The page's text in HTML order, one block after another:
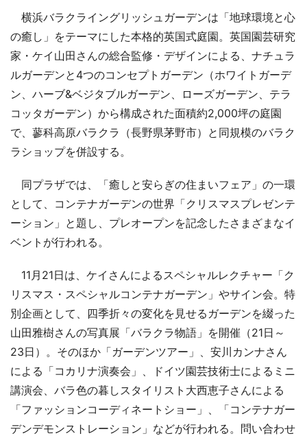
横浜バラクライングリッシュガーデンは「地球環境と心
の癒し」をテーマにした本格的英国式庭園。英国園芸研究
家・ケイ山田さんの総合監修・デザインによる、ナチュラ
ルガーデンと4つのコンセプトガーデン（ホワイトガーデ
ン、ハーブ&ベジタブルガーデン、ローズガーデン、テラ
コッタガーデン）から構成された面積約2,000坪の庭園
で、蓼科高原バラクラ（長野県茅野市）と同規模のバラク
ラショップを併設する。
同プラザでは、「癒しと安らぎの住まいフェア」の一環
として、コンテナガーデンの世界「クリスマスプレゼンテ
ーション」と題し、プレオープンを記念したさまざまなイ
ベントが行われる。
11月21日は、ケイさんによるスペシャルレクチャー「ク
リスマス・スペシャルコンテナガーデン」やサイン会。特
別企画として、四季折々の変化を見せるガーデンを綴った
山田雅樹さんの写真展「バラクラ物語」を開催（21日～
23日）。そのほか「ガーデンツアー」、安川カンナさん
による「コカリナ演奏会」、ドイツ園芸技術士によるミニ
講演会、バラ色の暮しスタイリスト大西恵子さんによる
「ファッションコーディネートショー」、「コンテナガー
デンデモンストレーション」などが行われる。問い合わせ